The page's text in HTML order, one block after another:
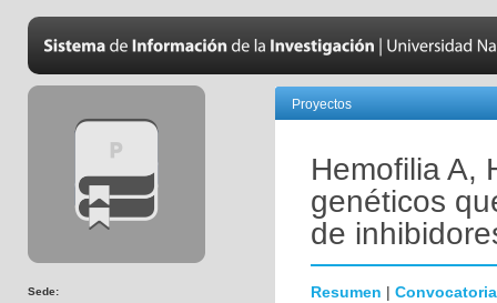
Sede:
Proyectos
Hemofilia A,
genéticos
de
Resumen | Convocatoria